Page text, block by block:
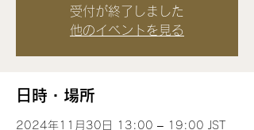
受付が終了しました
他のイベントを見る
日時・場所
2024年11月30日 13:00 – 19:00 JST